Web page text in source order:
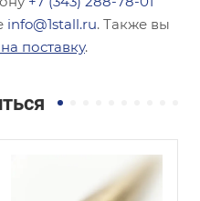
info@1stall.ru. Также вы
поставку.
Сплав / Марка стали